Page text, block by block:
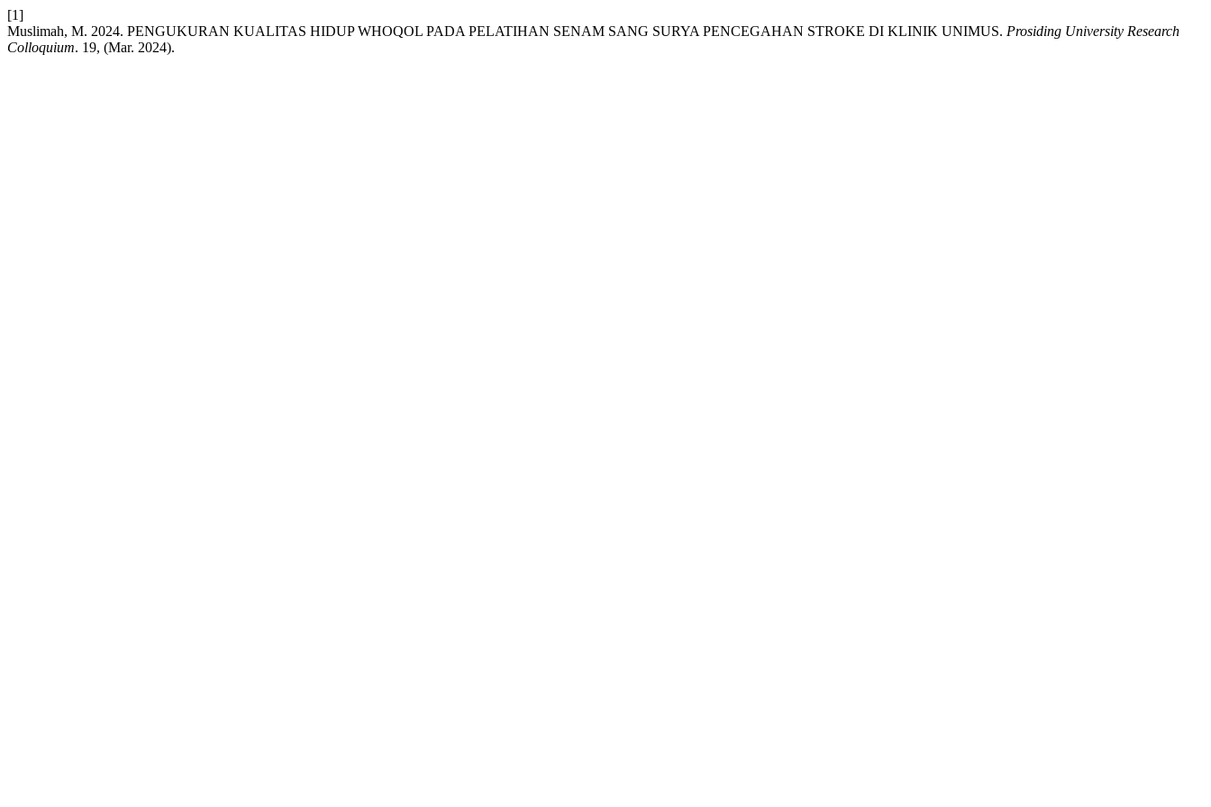
[1]
Muslimah, M. 2024. PENGUKURAN KUALITAS HIDUP WHOQOL PADA PELATIHAN SENAM SANG SURYA PENCEGAHAN STROKE DI KLINIK UNIMUS. Prosiding University Research
Colloquium. 19, (Mar. 2024).